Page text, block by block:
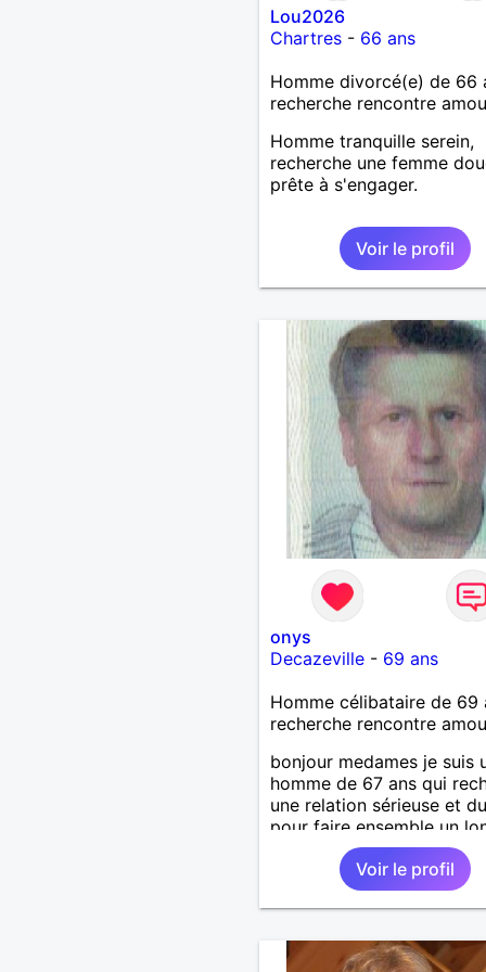
Lou2026
Chartres- 66 ans
Homme divorcé(e) de 66
recherche rencontre
Homme tranquille serein,
recherche une femme
prête à s'engager.
Voir le profil
onys
Decazeville- 69 ans
Homme célibataire de 69
recherche rencontre
bonjour medames je suis
homme de 67 ans qui
une relation sérieuse et
pour faire ensemble un
chemin avec tout le
l'amour qu'on saura se
Voir le profil